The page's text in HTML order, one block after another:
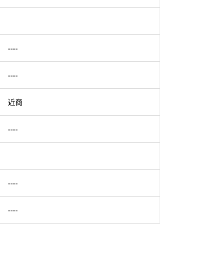
----
----
近商
----
----
----